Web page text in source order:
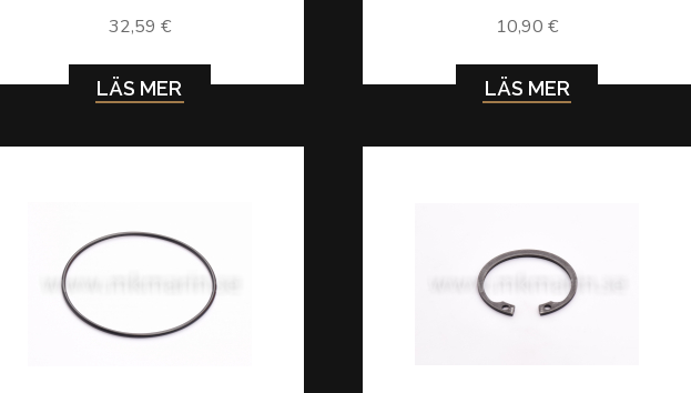
32,59 €
LÄS MER
10,90 €
LÄS MER